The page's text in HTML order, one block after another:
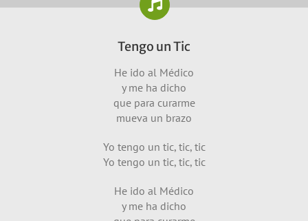
Tengo un Tic
He ido al Médico
y me ha dicho
que para curarme
mueva un brazo
Yo tengo un tic, tic, tic
Yo tengo un tic, tic, tic
He ido al Médico
y me ha dicho